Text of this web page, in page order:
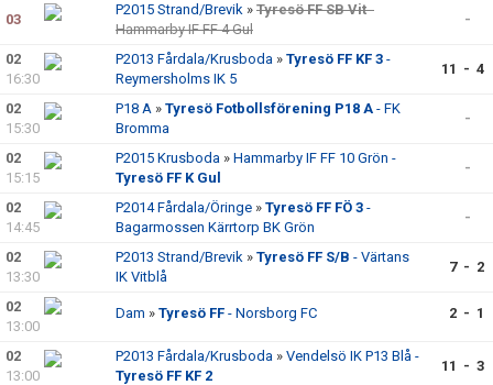
03
P2015 Strand/Brevik » Tyresö FF SB Vit-
Hammarby IF FF 4 Gul
-
02
16:30
P2013 Fårdala/Krusboda » Tyresö FF KF 3 -
Reymersholms IK 5
11 - 4
02
15:30
P18 A » Tyresö Fotbollsförening P18 A - FK
Bromma
-
02
15:15
P2015 Krusboda » Hammarby IF FF 10 Grön -
Tyresö FF K Gul
-
02
14:45
P2014 Fårdala/Öringe » Tyresö FF FÖ 3 -
Bagarmossen Kärrtorp BK Grön
-
02
13:30
P2013 Strand/Brevik » Tyresö FF S/B - Värtans
IK Vitblå
7 - 2
02
13:00
Dam » Tyresö FF - Norsborg FC 2 - 1
02
13:00
P2013 Fårdala/Krusboda » Vendelsö IK P13 Blå -
Tyresö FF KF 2
11 - 3